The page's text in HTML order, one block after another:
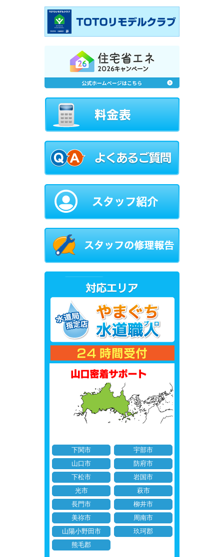
下関市
宇部市
山口市
防府市
下松市
岩国市
光市
萩市
長門市
柳井市
美祢市
周南市
山陽小野田市
玖珂郡
熊毛郡